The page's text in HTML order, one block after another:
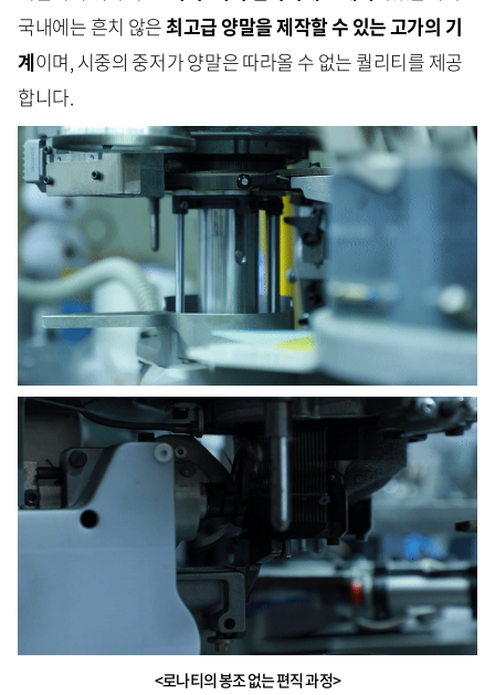
국내에는 흔치 않은최고급 양말을 제작할 수 있는 고가의 기
계이며, 시중의 중저가 양말은 따라올 수 없는 퀄리티를 제공
합니다.
<로나티의 봉조 없는 편직 과정>